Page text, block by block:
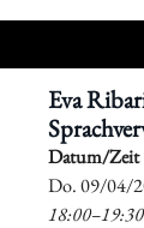
Eva
Datum/Zeit
​Do. 09/04/
18:00–19:30